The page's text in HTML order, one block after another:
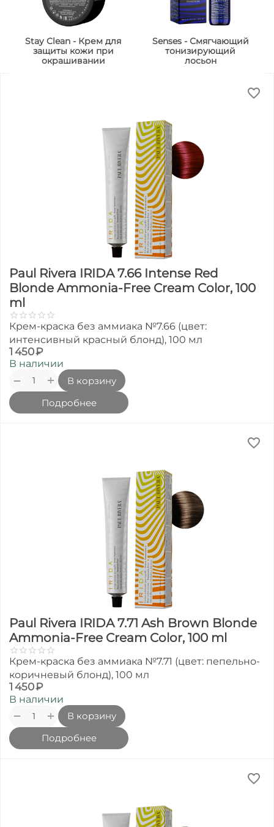
Stay Clean - Крем для
защиты кожи при
окрашивании
Senses - Смягчающий
тонизирующий
лосьон
Paul Rivera IRIDA 7.66 Intense Red
Blonde Ammonia-Free Cream Color, 100
ml
Крем-краска без аммиака №7.66 (цвет:
интенсивный красный блонд), 100 мл
1 450₽
В наличии
+
−
В корзину
Подробнее
Paul Rivera IRIDA 7.71 Ash Brown Blonde
Ammonia-Free Cream Color, 100 ml
Крем-краска без аммиака №7.71 (цвет: пепельно-
коричневый блонд), 100 мл
1 450₽
В наличии
+
−
В корзину
Подробнее